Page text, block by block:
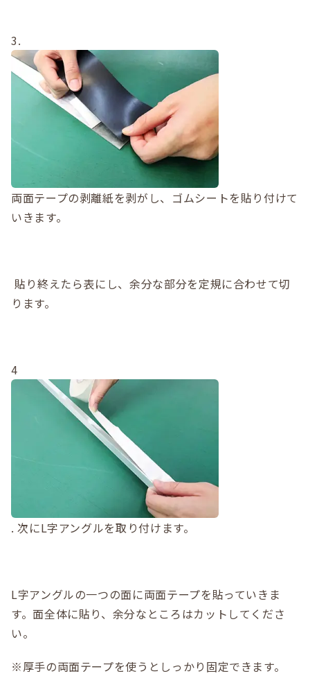
3.
両面テープの剥離紙を剥がし、ゴムシートを貼り付けて
いきます。
貼り終えたら表にし、余分な部分を定規に合わせて切
ります。
4
. 次にL字アングルを取り付けます。
L字アングルの一つの面に両面テープを貼っていきま
す。面全体に貼り、余分なところはカットしてくださ
い。
※厚手の両面テープを使うとしっかり固定できます。